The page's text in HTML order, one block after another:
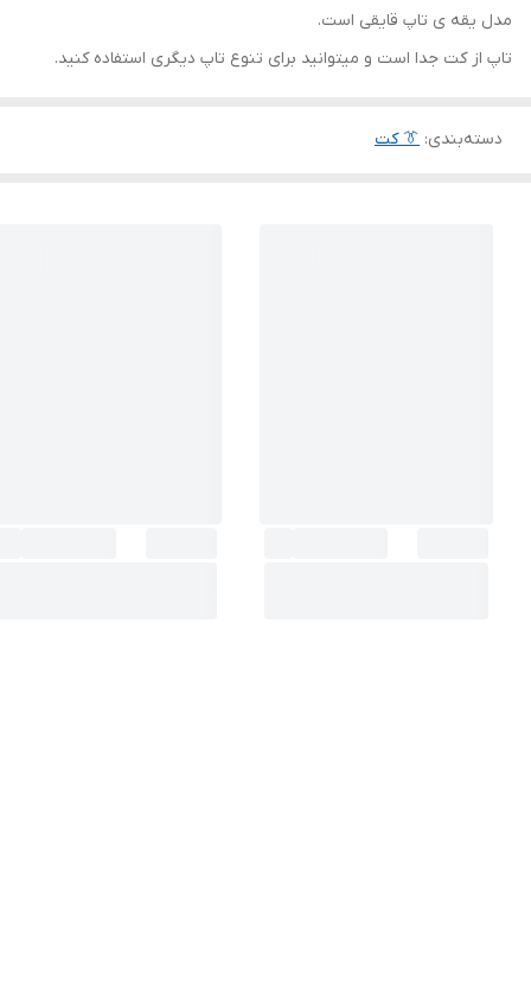
مدل یقه ی تاپ قایقی است.
تاپ از کت جدا است و میتوانید برای تنوع تاپ دیگری استفاده کنید.
دسته‌بندی: 👔 کت